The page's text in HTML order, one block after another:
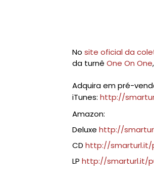
No site oficial da
da turnê One On One
Adquira em pré-
iTunes: http://
Amazon:
Deluxe http://
CD http://smarturl.it/
LP http://smarturl.it/